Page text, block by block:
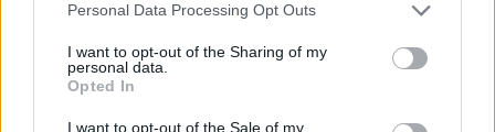
Personal Data Processing Opt Outs
I want to opt-out of the Sharing of my
personal data.
Opted In
I want to opt-out of the Sale of my